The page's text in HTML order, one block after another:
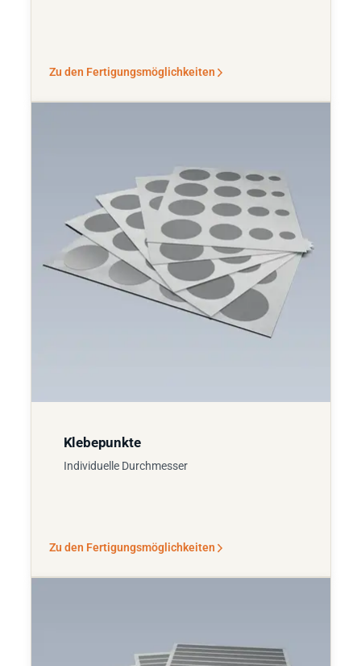
Zu den Fertigungsmöglichkeiten
Klebepunkte
Individuelle Durchmesser
Zu den Fertigungsmöglichkeiten